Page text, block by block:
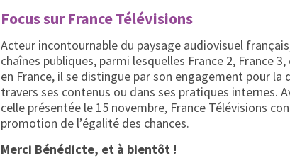
Focus sur France Télévisions
Acteur incontournable du paysage audiovisuel
chaînes publiques, parmi lesquelles France 2, France
en France, il se distingue par son engagement pour la
travers ses contenus ou dans ses pratiques internes.
celle présentée le 15 novembre, France Télévisions
promotion de l’égalité des chances.
Merci Bénédicte, et à bientôt !